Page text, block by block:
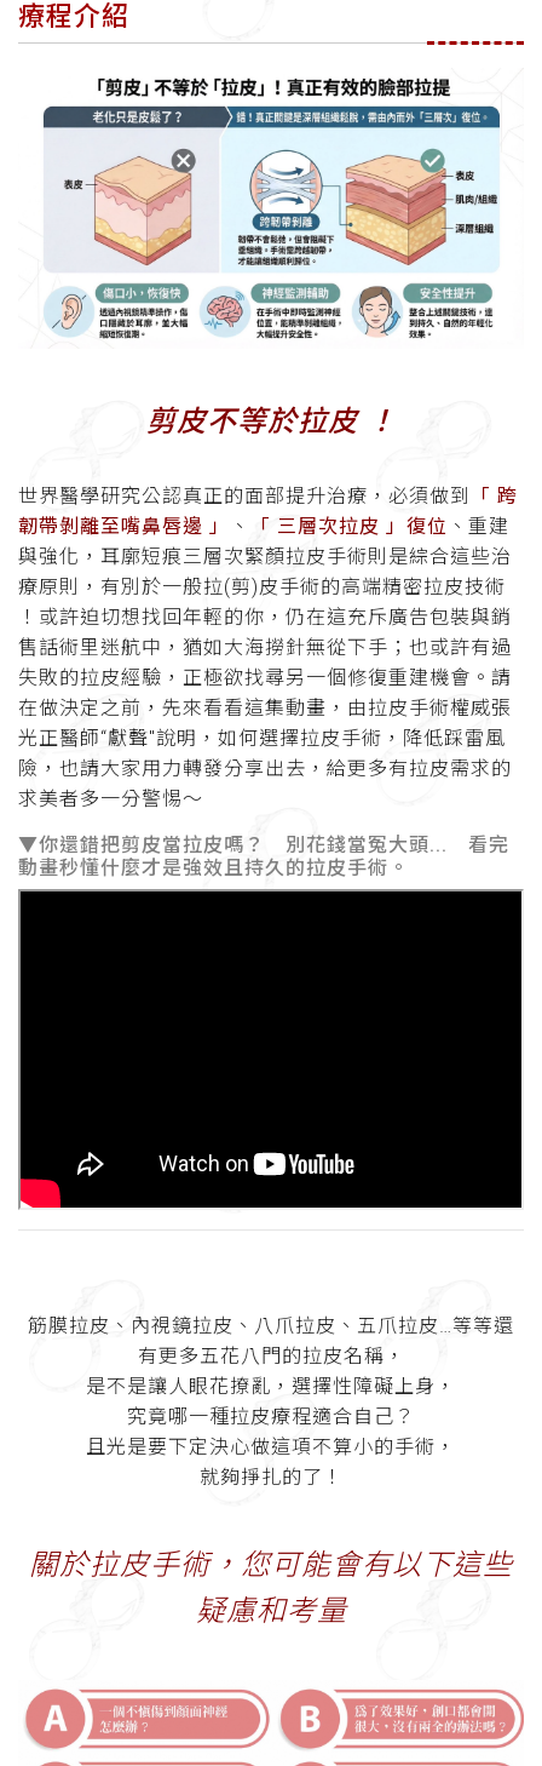
療程介紹
剪皮不等於拉皮 ！
世界醫學研究公認真正的面部提升治療，必須做到
「 跨
韌帶剝離至嘴鼻唇邊 」
、 「 三層次拉皮 」復位 、重建
與強化，耳廓短痕三層次緊顏拉皮手術則是綜合這些治
療原則，有別於一般拉(剪)皮手術的高端精密拉皮技術
！或許迫切想找回年輕的你，仍在這充斥廣告包裝與銷
售話術里迷航中，猶如大海撈針無從下手；也或許有過
失敗的拉皮經驗，正極欲找尋另一個修復重建機會。請
在做決定之前，先來看看這集動畫，由拉皮手術權威張
光正醫師“獻聲"說明，如何選擇拉皮手術，降低踩雷風
險，也請大家用力轉發分享出去，給更多有拉皮需求的
求美者多一分警惕～
▼你還錯把剪皮當拉皮嗎？ 別花錢當冤大頭... 看完
動畫秒懂什麼才是強效且持久的拉皮手術。
筋膜拉皮、內視鏡拉皮、八爪拉皮、五爪拉皮…等等還
有更多五花八門的拉皮名稱，
是不是讓人眼花撩亂，選擇性障礙上身，
究竟哪一種拉皮療程適合自己？
且光是要下定決心做這項不算小的手術，
就夠掙扎的了！
關於拉皮手術，您可能會有以下這些
疑慮和考量